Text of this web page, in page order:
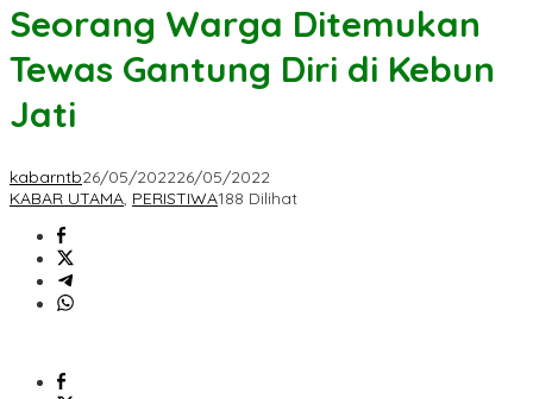
Seorang Warga Ditemukan
Tewas Gantung Diri di Kebun
Jati
kabarntb26/05/202226/05/2022
KABAR UTAMA, PERISTIWA188 Dilihat